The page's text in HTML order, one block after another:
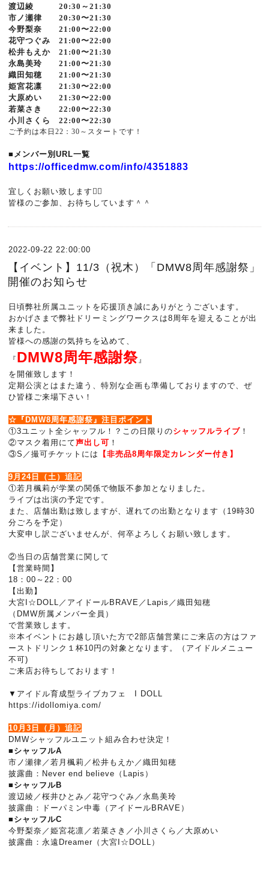
渡辺綾 20:30～21:30
市ノ瀬律 20:30〜21:30
今野梨奈 21:00〜22:00
花守つぐみ 21:00〜22:00
松井もえか 21:00〜21:30
永島美玲 21:00〜21:30
織田知穂 21:00〜21:30
姫宮花凛 21:30〜22:00
大原めい 21:30〜22:00
若菜さき 22:00〜22:30
小川さくら 22:00〜22:30
ご予約は本日22：30～スタートです！
■メンバー別URL一覧
https://officedmw.com/info/4351883
宜しくお願い致します🙇‍♂️
皆様のご参加、お待ちしています＾＾
2022-09-22 22:00:00
【イベント】11/3（祝木）「DMW8周年感謝祭」
開催のお知らせ
日頃弊社所属ユニットを応援頂き誠にありがとうございます。
おかげさまで弊社ドリーミングワークスは8周年を迎えることが出
来ました。
皆様への感謝の気持ちを込めて、
『 DMW8周年感謝祭 』
を開催致します！
定期公演とはまた違う、特別な企画も準備しておりますので、ぜ
ひ皆様ご来場下さい！
☆『DMW8周年感謝祭』注目ポイント
①3ユニット全シャッフル！？この日限りのシャッフルライブ ！
②マスク着用にて声出し可 ！
③S／撮可チケットには
【非売品8周年限定カレンダー付き】
9月24日（土）追記
①若月楓莉が学業の関係で物販不参加となりました。
ライブは出演の予定です。
また、店舗出勤は致しますが、遅れての出勤となります（19時30
分ごろを予定）
大変申し訳ございませんが、何卒よろしくお願い致します。
②当日の店舗営業に関して
【営業時間】
18：00～22：00
【出勤】
大宮I☆DOLL／アイドールBRAVE／Lapis／織田知穂
（DMW所属メンバー全員）
で営業致します。
※本イベントにお越し頂いた方で2部店舗営業にご来店の方はファ
ーストドリンク１杯10円の対象となります。（アイドルメニュー
不可)
ご来店お待ちしております！
▼アイドル育成型ライブカフェ I DOLL
https://idollomiya.com/
10月3日（月）追記
DMWシャッフルユニット組み合わせ決定！
■シャッフルA
市ノ瀬律／若月楓莉／松井もえか／織田知穂
披露曲：Never end believe（Lapis）
■シャッフルB
渡辺綾／桜井ひとみ／花守つぐみ／永島美玲
披露曲：ドーパミン中毒（アイドールBRAVE）
■シャッフルC
今野梨奈／姫宮花凛／若菜さき／小川さくら／大原めい
披露曲：永遠Dreamer（大宮I☆DOLL）